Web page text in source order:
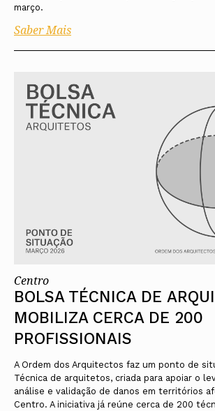
março.
Saber Mais
Centro
BOLSA TÉCNICA DE
MOBILIZA CERCA DE 200
PROFISSIONAIS
A Ordem dos Arquitectos faz um ponto de
Técnica de arquitetos, criada para apoiar o
análise e validação de danos em territórios
Centro. A iniciativa já reúne cerca de 200